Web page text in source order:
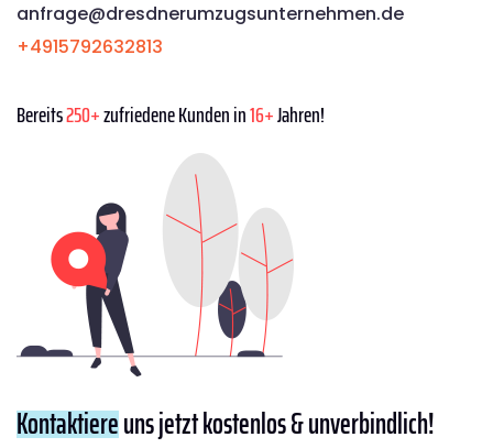
anfrage@dresdnerumzugsunternehmen.de
+4915792632813
Bereits250+zufriedene Kunden in16+Jahren!
Kontaktiereuns jetzt kostenlos & unverbindlich!